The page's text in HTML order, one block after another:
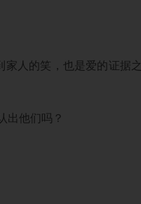
家人的笑，也是爱的证据之
出他们吗？